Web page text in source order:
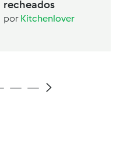
recheados
por Kitchenlover